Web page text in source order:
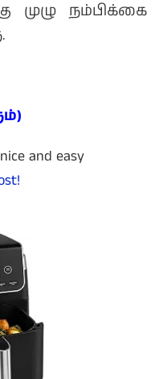
முழு நம்பிக்கை
and easy